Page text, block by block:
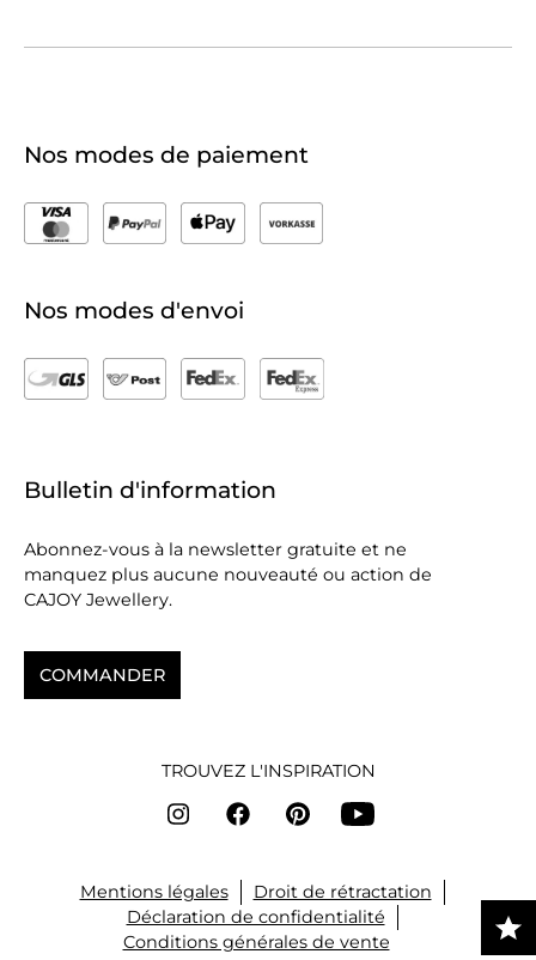
Nos modes de paiement
Nos modes d'envoi
Bulletin d'information
Abonnez-vous à la newsletter gratuite et ne
manquez plus aucune nouveauté ou action de
CAJOY Jewellery.
COMMANDER
TROUVEZ L'INSPIRATION
Mentions légales
Droit de rétractation
Déclaration de confidentialité
Conditions générales de vente